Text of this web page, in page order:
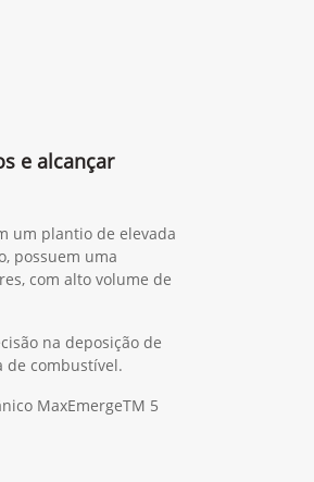
e alcançar
um plantio de elevada
possuem uma
com alto volume de
na deposição de
de combustível.
MaxEmergeTM 5